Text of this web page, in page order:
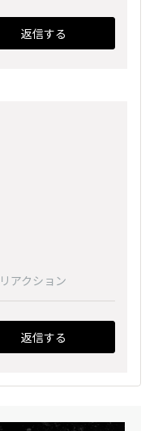
返信する
アクション
返信する